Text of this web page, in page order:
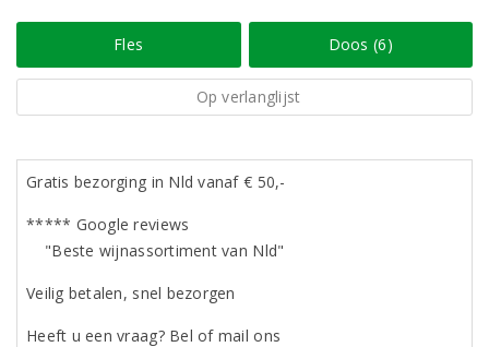
Fles Doos (6)
Op verlanglijst
Gratis bezorging in Nld vanaf € 50,-
***** Google reviews
"Beste wijnassortiment van Nld"
Veilig betalen, snel bezorgen
Heeft u een vraag? Bel of mail ons